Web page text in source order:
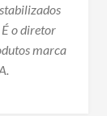
o diretor
marca